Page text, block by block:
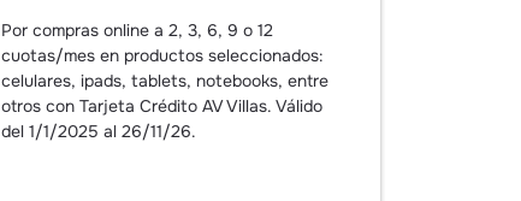
Por compras online a 2, 3, 6, 9 o 12
cuotas/mes en productos seleccionados:
celulares, ipads, tablets, notebooks, entre
otros con Tarjeta Crédito AV Villas. Válido
del 1/1/2025 al 26/11/26.